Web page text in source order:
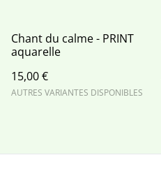
Chant du calme - PRINT
aquarelle
15,00 €
AUTRES VARIANTES DISPONIBLES